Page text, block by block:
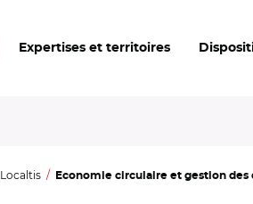
Expertises et territoires
Localtis Economie circulaire et gestion des